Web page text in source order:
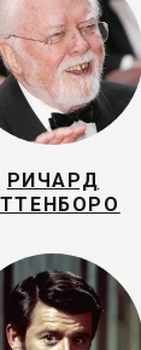
РИЧАРД